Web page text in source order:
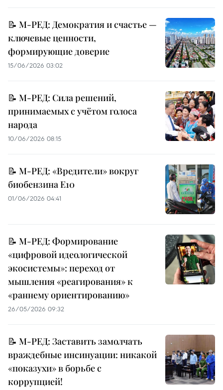
📝 М-РЕД: Демократия и счастье —
ключевые ценности,
формирующие доверие
15/06/2026 03:02
📝 М-РЕД: Сила решений,
принимаемых с учётом голоса
народа
10/06/2026 08:15
📝 М-РЕД: «Вредители» вокруг
биобензина E10
01/06/2026 04:41
📝 М-РЕД: Формирование
«цифровой идеологической
экосистемы»: переход от
мышления «реагирования» к
«раннему ориентированию»
26/05/2026 09:32
📝 М-РЕД: Заставить замолчать
враждебные инсинуации: никакой
«показухи» в борьбе с
коррупцией!